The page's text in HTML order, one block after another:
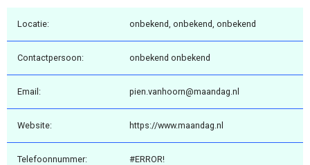
Locatie: onbekend, onbekend, onbekend
Contactpersoon: onbekend onbekend
Email: pien.vanhoorn@maandag.nl
Website: https://www.maandag.nl
Telefoonnummer: #ERROR!